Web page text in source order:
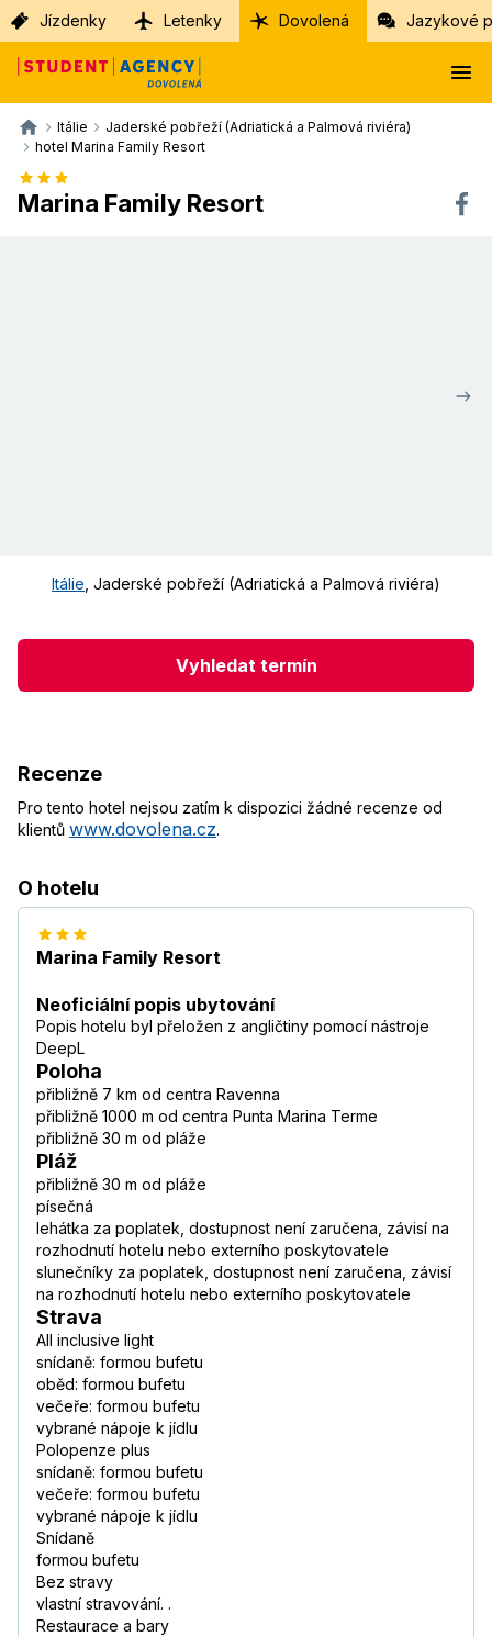
Jízdenky Letenky Dovolená Jazykové
Itálie
Jaderské pobřeží (Adriatická a Palmová riviéra)
hotel Marina Family Resort
Marina Family Resort
Itálie Jaderské pobřeží (Adriatická a Palmová riviéra)
Vyhledat termín
Recenze
Pro tento hotel nejsou zatím k dispozici žádné recenze od
klientů www.dovolena.cz.
O hotelu
Marina Family Resort
Neoficiální popis ubytování
Popis hotelu byl přeložen z angličtiny pomocí nástroje
DeepL
Poloha
přibližně 7 km od centra Ravenna
přibližně 1000 m od centra Punta Marina Terme
přibližně 30 m od pláže
Pláž
přibližně 30 m od pláže
písečná
lehátka za poplatek, dostupnost není zaručena, závisí na
rozhodnutí hotelu nebo externího poskytovatele
slunečníky za poplatek, dostupnost není zaručena, závisí
na rozhodnutí hotelu nebo externího poskytovatele
Strava
All inclusive light
snídaně: formou bufetu
oběd: formou bufetu
večeře: formou bufetu
vybrané nápoje k jídlu
Polopenze plus
snídaně: formou bufetu
večeře: formou bufetu
vybrané nápoje k jídlu
Snídaně
formou bufetu
Bez stravy
vlastní stravování. .
Restaurace a bary